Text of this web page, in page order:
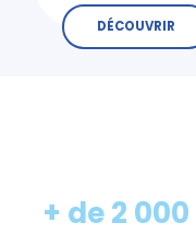
DÉCOUVRIR
+ de 2 000